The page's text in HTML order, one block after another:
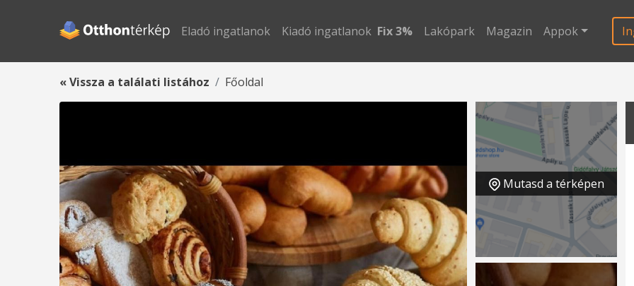
Eladó ingatlanok Kiadó ingatlanok Fix 3% Lakópark Magazin Appok
« Vissza a találati listához Főoldal
Mutasd a térképen